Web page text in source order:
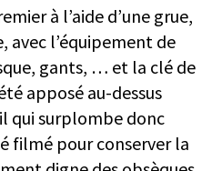
à l’aide d’une grue,
avec l’équipement de
gants, … et la clé de
apposé au-dessus
qui surplombe donc
filmé pour conserver la